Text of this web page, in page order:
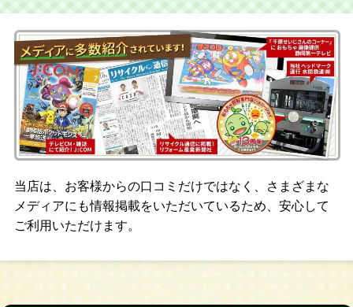
当店は、お客様からの口コミだけではなく、さまざまな
メディアにも情報掲載をいただいているため、安心して
ご利用いただけます。